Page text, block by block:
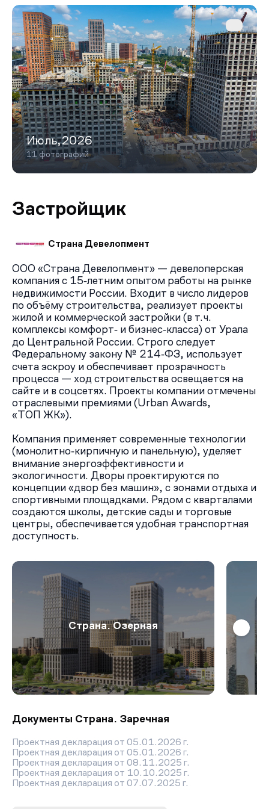
минут на автобусе. На автомобиле за 15 минут можно
доехать до Третьего транспортного кольца по
проспекту Андропова, за 16 минут — до музея-
заповедника Царицыно, за 20 минут — до
исторического центра Москвы.
Июль,2026
11 фотографий
Застройщик
Страна Девелопмент
ООО «Страна Девелопмент» — девелоперская
компания с 15‑летним опытом работы на рынке
недвижимости России. Входит в число лидеров
по объёму строительства, реализует проекты
жилой и коммерческой застройки (в т. ч.
комплексы комфорт‑ и бизнес‑класса) от Урала
до Центральной России. Строго следует
Федеральному закону № 214‑ФЗ, использует
счета эскроу и обеспечивает прозрачность
процесса — ход строительства освещается на
сайте и в соцсетях. Проекты компании отмечены
отраслевыми премиями (Urban Awards,
«ТОП ЖК»).
Компания применяет современные технологии
(монолитно‑кирпичную и панельную), уделяет
внимание энергоэффективности и
экологичности. Дворы проектируются по
концепции «двор без машин», с зонами отдыха и
спортивными площадками. Рядом с кварталами
создаются школы, детские сады и торговые
центры, обеспечивается удобная транспортная
доступность.
Страна. Озерная
Документы Страна. Заречная
Проектная декларация от 05.01.2026 г.
Проектная декларация от 05.01.2026 г.
Проектная декларация от 08.11.2025 г.
Проектная декларация от 10.10.2025 г.
Проектная декларация от 07.07.2025 г.